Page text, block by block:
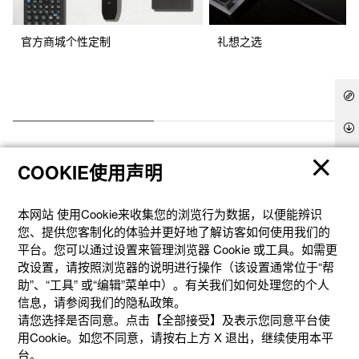
官方商城个性定制 礼想之选
产品
客户支持
资讯
COOKIE使用声明
本网站 使⽤Cookie来收集您的浏览⾏为数据，以便能辨识
您、提供您客制化的体验并更好地了解访客如何使⽤我们的
平台。您可以通过设置来管理浏览器 Cookie 或⼯具。如需更
改设置，请按照浏览器的说明进⾏操作（该设置通常位于“帮
助”、“⼯具” 或“编辑”菜单中）。有关我们如何处理您的个⼈
信息，请参阅我们的隐私政策。
请您选择是否同意。点击【全部接受】及表示您同意平台使
用Cookie。如您不同意，请按右上⽅ X 退出，继续使⽤本平
台。